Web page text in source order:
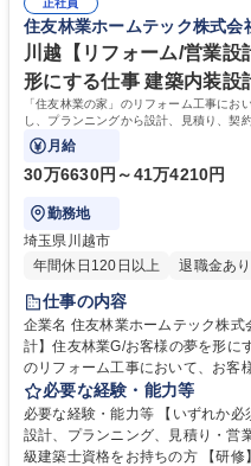
の思いを汲み取り、その解決策を
満足に繋がります。 募集職種 新居浜【リフォーム/営業設計】住友林業G/
お客様の夢を形にする仕事
【キャリアパス】研修制度が整っ
も、今では当社のコアメンバーと
ば、主任→係長から、ゆくゆくは
学歴・資格 学歴：大学院 大学 高
正社員
住友林業ホームテック株式会
川越【リフォーム/営業設
形にする仕事 建築内装設
「住友林業の家」のリフォーム工事に
し、プランニングから設計、見積り、契
きます。
月給
30万6630円～41万4210円
勤務地
埼玉県川越市
年間休日120日以上
退職金あり
仕事の内容
企業名 住友林業ホームテック株式会社 求人名 川越【リフォーム
計】住友林業G/お客様の夢を形にする仕事 仕事の内容 「
のリフォーム工事において、お客
し、プランニングから設計、見積
担当していただきます。 【具体的には】「住友林業の家」のオーナー様：
社内の顧客データやメンテナンス
交換や内装、外装などの工事を提
必要な経験・能力等
必要な経験・能力等 【いずれか
設計、プランニング、見積り・営
級建築士資格をお持ちの方 【研修】入社後は配属先にてOJTを行います。